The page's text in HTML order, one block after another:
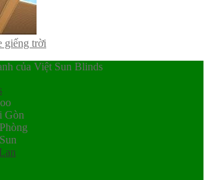
giếng trời
của Việt Sun Blinds
Gòn